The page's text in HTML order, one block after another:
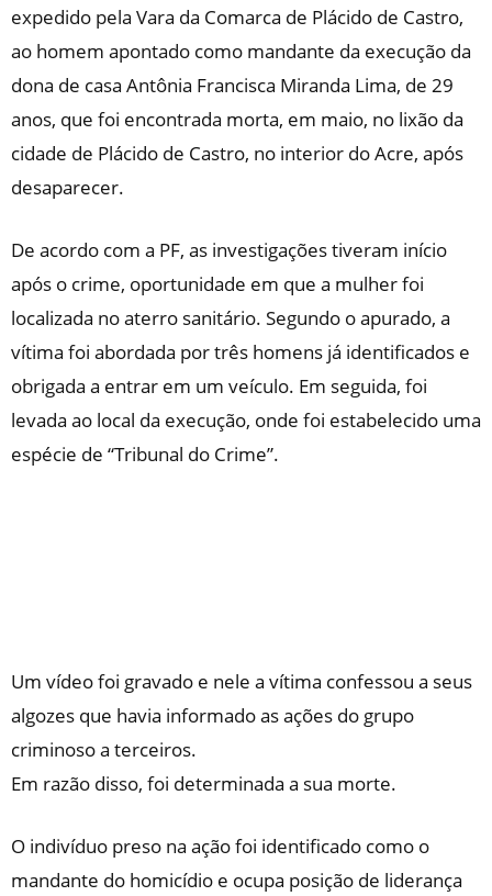
expedido pela Vara da Comarca de Plácido de Castro,
ao homem apontado como mandante da execução da
dona de casa Antônia Francisca Miranda Lima, de 29
anos, que foi encontrada morta, em maio, no lixão da
cidade de Plácido de Castro, no interior do Acre, após
desaparecer.
De acordo com a PF, as investigações tiveram início
após o crime, oportunidade em que a mulher foi
localizada no aterro sanitário. Segundo o apurado, a
vítima foi abordada por três homens já identificados e
obrigada a entrar em um veículo. Em seguida, foi
levada ao local da execução, onde foi estabelecido uma
espécie de “Tribunal do Crime”.
Um vídeo foi gravado e nele a vítima confessou a seus
algozes que havia informado as ações do grupo
criminoso a terceiros.
Em razão disso, foi determinada a sua morte.
O indivíduo preso na ação foi identificado como o
mandante do homicídio e ocupa posição de liderança